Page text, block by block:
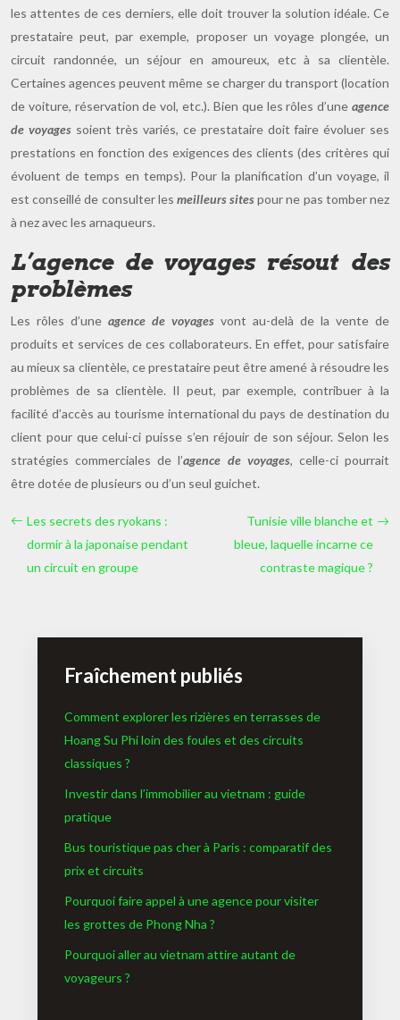
les attentes de ces derniers, elle doit trouver la solution idéale. Ce
prestataire peut, par exemple, proposer un voyage plongée, un
circuit randonnée, un séjour en amoureux, etc à sa clientèle.
Certaines agences peuvent même se charger du transport (location
de voiture, réservation de vol, etc.). Bien que les rôles d’une agence
de voyagessoient très variés, ce prestataire doit faire évoluer ses
prestations en fonction des exigences des clients (des critères qui
évoluent de temps en temps). Pour la planification d’un voyage, il
est conseillé de consulter les meilleurs sitespour ne pas tomber nez
à nez avec les arnaqueurs.
L’agence de voyages résout des
problèmes
Les rôles d’une agence de voyages vont au-delà de la vente de
produits et services de ces collaborateurs. En effet, pour satisfaire
au mieux sa clientèle, ce prestataire peut être amené à résoudre les
problèmes de sa clientèle. Il peut, par exemple, contribuer à la
facilité d’accès au tourisme international du pays de destination du
client pour que celui-ci puisse s’en réjouir de son séjour. Selon les
stratégies commerciales de l’agence de voyages, celle-ci pourrait
être dotée de plusieurs ou d’un seul guichet.
Les secrets des ryokans :
dormir à la japonaise pendant
un circuit en groupe
Tunisie ville blanche et
bleue, laquelle incarne ce
contraste magique ?
Fraîchement publiés
Comment explorer les rizières en terrasses de
Hoang Su Phi loin des foules et des circuits
classiques ?
Investir dans l’immobilier au vietnam : guide
pratique
Bus touristique pas cher à Paris : comparatif des
prix et circuits
Pourquoi faire appel à une agence pour visiter
les grottes de Phong Nha ?
Pourquoi aller au vietnam attire autant de
voyageurs ?